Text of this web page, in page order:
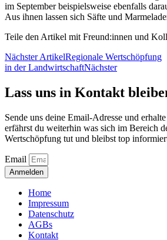
im September beispielsweise ebenfalls
Aus ihnen lassen sich Säfte und
Teile den Artikel mit Freund:innen und
Nächster ArtikelRegionale Wertschöpfung
in der LandwirtschaftNächster
Lass uns in Kontakt
Sende uns deine Email-Adresse und
erfährst du weiterhin was sich im Bereich
Wertschöpfung tut und bleibst top
Email
Anmelden
Home
Impressum
Datenschutz
AGBs
Kontakt